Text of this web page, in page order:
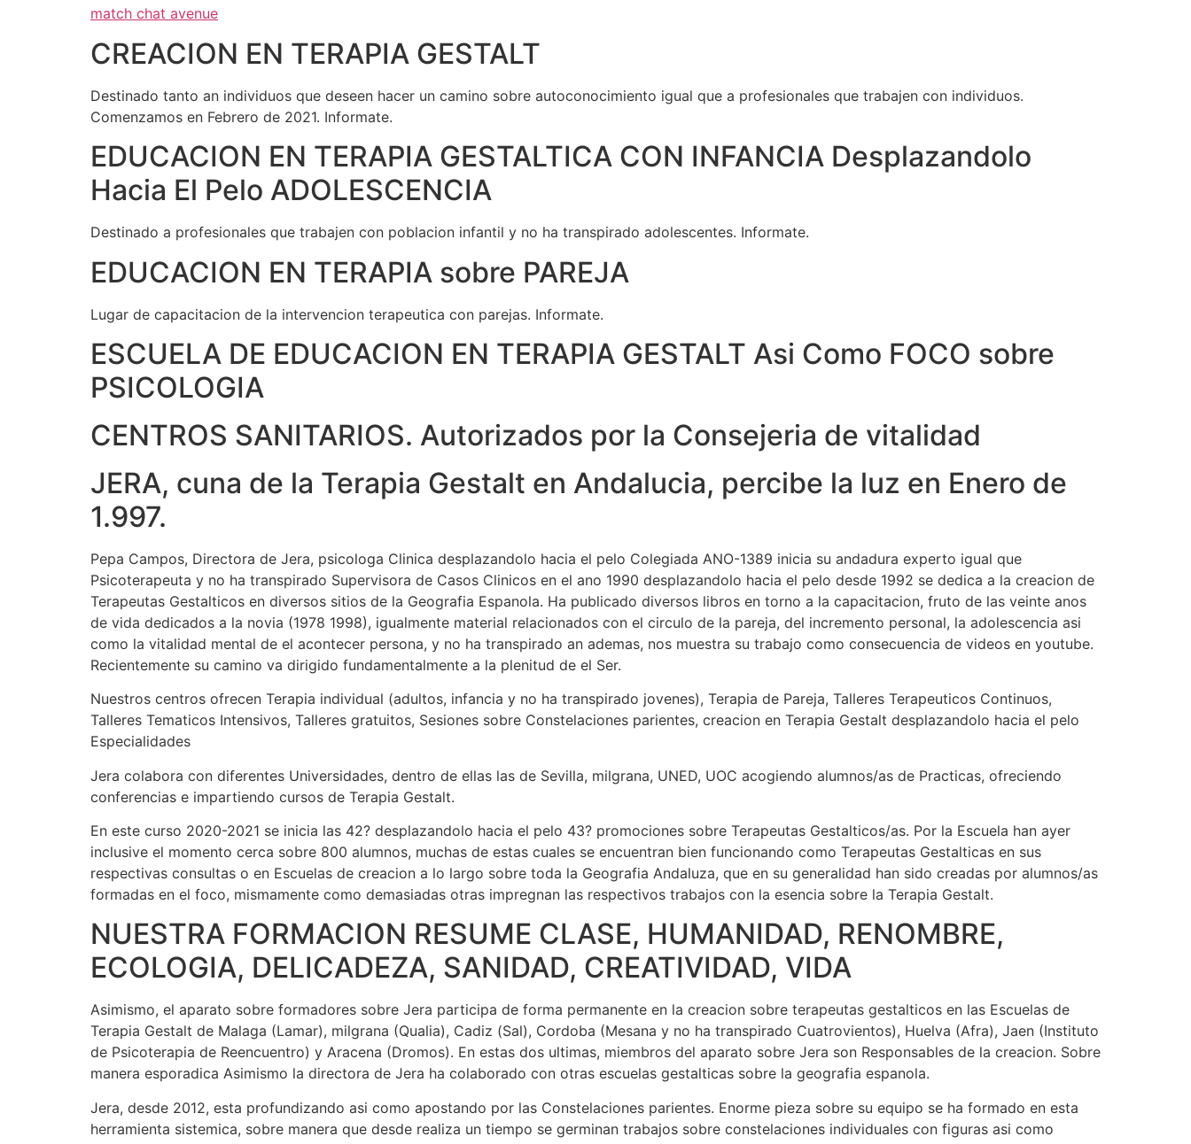
match chat avenue
CREACION EN TERAPIA GESTALT
Destinado tanto an individuos que deseen hacer un camino sobre autoconocimiento igual que a profesionales que trabajen con individuos.
Comenzamos en Febrero de 2021. Informate.
EDUCACION EN TERAPIA GESTALTICA CON INFANCIA Desplazandolo
Hacia El Pelo ADOLESCENCIA
Destinado a profesionales que trabajen con poblacion infantil y no ha transpirado adolescentes. Informate.
EDUCACION EN TERAPIA sobre PAREJA
Lugar de capacitacion de la intervencion terapeutica con parejas. Informate.
ESCUELA DE EDUCACION EN TERAPIA GESTALT Asi Como FOCO sobre
PSICOLOGIA
CENTROS SANITARIOS. Autorizados por la Consejeria de vitalidad
JERA, cuna de la Terapia Gestalt en Andalucia, percibe la luz en Enero de
1.997.
Pepa Campos, Directora de Jera, psicologa Clinica desplazandolo hacia el pelo Colegiada ANO-1389 inicia su andadura experto igual que
Psicoterapeuta y no ha transpirado Supervisora de Casos Clinicos en el ano 1990 desplazandolo hacia el pelo desde 1992 se dedica a la creacion de
Terapeutas Gestalticos en diversos sitios de la Geografia Espanola. Ha publicado diversos libros en torno a la capacitacion, fruto de las veinte anos
de vida dedicados a la novia (1978 1998), igualmente material relacionados con el circulo de la pareja, del incremento personal, la adolescencia asi
como la vitalidad mental de el acontecer persona, y no ha transpirado an ademas, nos muestra su trabajo como consecuencia de videos en youtube.
Recientemente su camino va dirigido fundamentalmente a la plenitud de el Ser.
Nuestros centros ofrecen Terapia individual (adultos, infancia y no ha transpirado jovenes), Terapia de Pareja, Talleres Terapeuticos Continuos,
Talleres Tematicos Intensivos, Talleres gratuitos, Sesiones sobre Constelaciones parientes, creacion en Terapia Gestalt desplazandolo hacia el pelo
Especialidades
Jera colabora con diferentes Universidades, dentro de ellas las de Sevilla, milgrana, UNED, UOC acogiendo alumnos/as de Practicas, ofreciendo
conferencias e impartiendo cursos de Terapia Gestalt.
En este curso 2020-2021 se inicia las 42? desplazandolo hacia el pelo 43? promociones sobre Terapeutas Gestalticos/as. Por la Escuela han ayer
inclusive el momento cerca sobre 800 alumnos, muchas de estas cuales se encuentran bien funcionando como Terapeutas Gestalticas en sus
respectivas consultas o en Escuelas de creacion a lo largo sobre toda la Geografia Andaluza, que en su generalidad han sido creadas por alumnos/as
formadas en el foco, mismamente como demasiadas otras impregnan las respectivos trabajos con la esencia sobre la Terapia Gestalt.
NUESTRA FORMACION RESUME CLASE, HUMANIDAD, RENOMBRE,
ECOLOGIA, DELICADEZA, SANIDAD, CREATIVIDAD, VIDA
Asimismo, el aparato sobre formadores sobre Jera participa de forma permanente en la creacion sobre terapeutas gestalticos en las Escuelas de
Terapia Gestalt de Malaga (Lamar), milgrana (Qualia), Cadiz (Sal), Cordoba (Mesana y no ha transpirado Cuatrovientos), Huelva (Afra), Jaen (Instituto
de Psicoterapia de Reencuentro) y Aracena (Dromos). En estas dos ultimas, miembros del aparato sobre Jera son Responsables de la creacion. Sobre
manera esporadica Asimismo la directora de Jera ha colaborado con otras escuelas gestalticas sobre la geografia espanola.
Jera, desde 2012, esta profundizando asi como apostando por las Constelaciones parientes. Enorme pieza sobre su equipo se ha formado en esta
herramienta sistemica, sobre manera que desde realiza un tiempo se germinan trabajos sobre constelaciones individuales con figuras asi como